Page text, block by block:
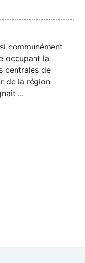
communément
occupant la
centrales de
de la région
...